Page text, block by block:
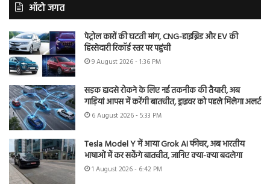
ऑटो जगत
पेट्रोल कारों की घटती मांग, CNG-हाइब्रिड और EV की
हिस्सेदारी रिकॉर्ड स्तर पर पहुंची
9 August 2026 - 1:36 PM
सड़क हादसे रोकने के लिए नई तकनीक की तैयारी, अब
गाड़ियां आपस में करेंगी बातचीत, ड्राइवर को पहले मिलेगा अलर्ट
6 August 2026 - 5:33 PM
Tesla Model Y में आया Grok AI फीचर, अब भारतीय
भाषाओं में कर सकेंगे बातचीत, जानिए क्या-क्या बदलेगा
1 August 2026 - 6:42 PM